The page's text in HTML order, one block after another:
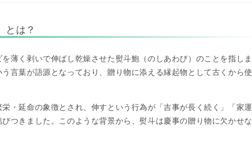
とは？
薄く剥いで伸ばし乾燥させた熨斗鮑（のしあわび）のことを指しま
言葉が語源となっており、贈り物に添える縁起物として古くから使
・延命の象徴とされ、伸すという行為が「吉事が長く続く」「家運
つきました。このような背景から、熨斗は慶事の贈り物に欠かせな